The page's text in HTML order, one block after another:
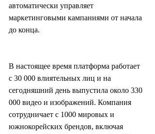
автоматически управляет
маркетинговыми кампаниями от начала
до конца.
В настоящее время платформа работает
с 30 000 влиятельных лиц и на
сегодняшний день выпустила около 330
000 видео и изображений. Компания
сотрудничает с 1000 мировых и
южнокорейских брендов, включая